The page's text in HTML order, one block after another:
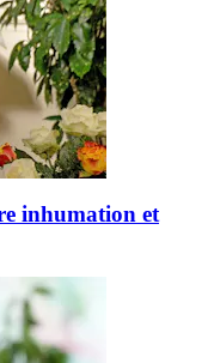
inhumation et